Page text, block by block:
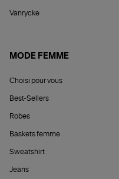
Vanrycke
MODE FEMME
Choisi pour vous
Best-Sellers
Robes
Baskets femme
Sweatshirt
Jeans